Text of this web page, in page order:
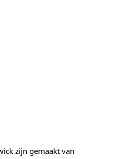
zijn gemaakt van